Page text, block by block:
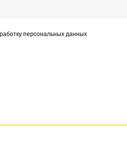
персональных данных